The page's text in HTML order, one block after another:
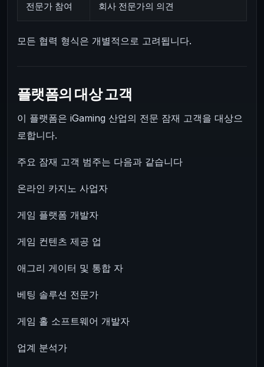
전문가 참여 회사 전문가의 의견
모든 협력 형식은 개별적으로 고려됩니다.
플랫폼의 대상 고객
이 플랫폼은 iGaming 산업의 전문 잠재 고객을 대상으
로합니다.
주요 잠재 고객 범주는 다음과 같습니다
온라인 카지노 사업자
게임 플랫폼 개발자
게임 컨텐츠 제공 업
애그리 게이터 및 통합 자
베팅 솔루션 전문가
게임 홀 소프트웨어 개발자
업계 분석가